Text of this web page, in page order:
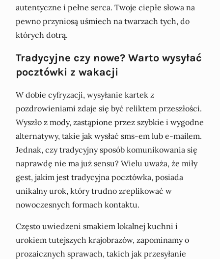
autentyczne i pełne serca. Twoje ciepłe słowa na
pewno przyniosą uśmiech na twarzach tych, do
których dotrą.
Tradycyjne czy nowe? Warto wysyłać
pocztówki z wakacji
W dobie cyfryzacji, wysyłanie kartek z
pozdrowieniami zdaje się być reliktem przeszłości.
Wyszło z mody, zastąpione przez szybkie i wygodne
alternatywy, takie jak wysłać sms-em lub e-mailem.
Jednak, czy tradycyjny sposób komunikowania się
naprawdę nie ma już sensu? Wielu uważa, że miły
gest, jakim jest tradycyjna pocztówka, posiada
unikalny urok, który trudno zreplikować w
nowoczesnych formach kontaktu.
Często uwiedzeni smakiem lokalnej kuchni i
urokiem tutejszych krajobrazów, zapominamy o
prozaicznych sprawach, takich jak przesyłanie